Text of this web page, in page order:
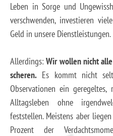
Leben in Sorge und
verschwenden, investieren
Geld in unsere Dienstleistungen.
Allerdings:Wir wollen nicht
scheren. Es kommt nicht
Observationen ein
Alltagsleben ohne
feststellen. Meistens aber
Prozent der